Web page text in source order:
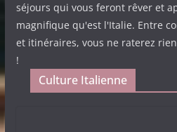
séjours qui vous feront rêver et
magnifique qu'est l'Italie. Entre
et itinéraires, vous ne raterez
!
Culture Italienne